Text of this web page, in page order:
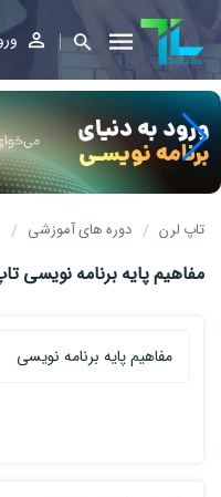
تاپ لرن دوره های آموزشی
مفاهیم پایه برنامه نویسی